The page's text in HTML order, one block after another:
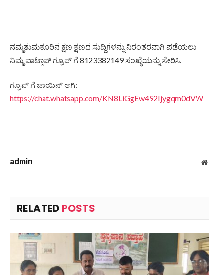
ನಮ್ಮತುಮಕೂರಿನ ಕ್ಷಣ ಕ್ಷಣದ ಸುದ್ದಿಗಳನ್ನು ನಿರಂತರವಾಗಿ ಪಡೆಯಲು
ನಿಮ್ಮ ವಾಟ್ಸಾಪ್ ಗ್ರೂಪ್ ಗೆ 8123382149 ಸಂಖ್ಯೆಯನ್ನು ಸೇರಿಸಿ.
ಗ್ರೂಪ್ ಗೆ ಜಾಯಿನ್ ಆಗಿ:
https://chat.whatsapp.com/KN8LiGgEw492Ijygqm0dVW
admin
RELATED POSTS